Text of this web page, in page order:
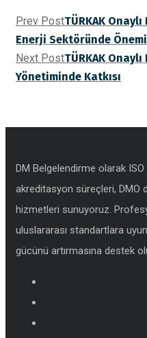
Prev PostTÜRKAK
Enerji Sektöründe Önemi
Next PostTÜRKAK
Yönetiminde Katkısı
DM Belgelendirme olarak ISO
akreditasyon süreçleri, DMO
hizmetleri sunuyoruz.
uluslararası standartlara
gücünü artırmasına destek